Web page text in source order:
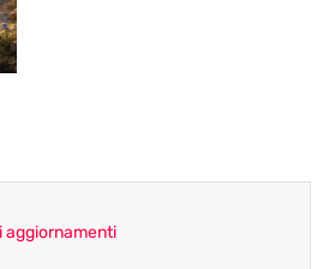
aggiornamenti